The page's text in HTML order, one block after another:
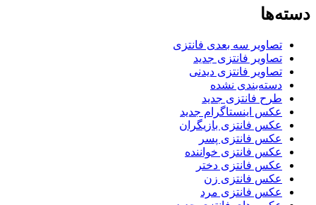
دسته‌ها
تصاویر سه بعدی فانتزی
تصاویر فانتزی جدید
تصاویر فانتزی دیدنی
دسته‌بندی نشده
طرح فانتزی جدید
عکس اینستاگرام جدید
عکس فانتزی بازیگران
عکس فانتزی پسر
عکس فانتزی خواننده
عکس فانتزی دختر
عکس فانتزی زن
عکس فانتزی مرد